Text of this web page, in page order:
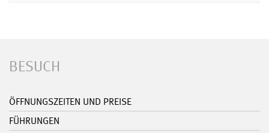
BESUCH
ÖFFNUNGSZEITEN UND PREISE
FÜHRUNGEN